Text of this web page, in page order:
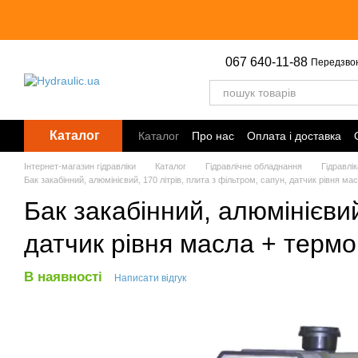
067 640-11-88
Каталог Каталог Про нас Оплата і доставка
Інтернет-магазин гідравліки Каталог Гідравлічне обладнання
Бак закабінний, алюмінієвий, 170 літрів, плита з фільтром, сапун, датчик рівня
Бак закабінний,
датчик рівня масла +
В наявності Написати відгук